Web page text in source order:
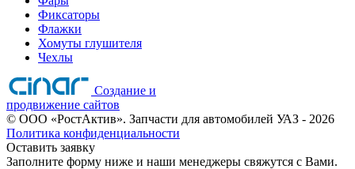
Фиксаторы
Флажки
Хомуты глушителя
Чехлы
Создание и
продвижение сайтов
© ООО «РостАктив». Запчасти для автомобилей УАЗ - 2026
Политика конфиденциальности
Оставить заявку
Заполните форму ниже и наши менеджеры свяжутся с Вами.